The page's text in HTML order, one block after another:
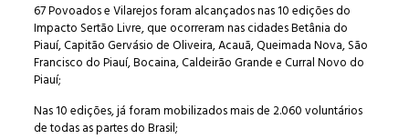
67 Povoados e Vilarejos foram alcançados nas 10 edições do
Impacto Sertão Livre, que ocorreram nas cidades Betânia do
Piauí, Capitão Gervásio de Oliveira, Acauã, Queimada Nova, São
Francisco do Piauí, Bocaina, Caldeirão Grande e Curral Novo do
Piauí;
Nas 10 edições, já foram mobilizados mais de 2.060 voluntários
de todas as partes do Brasil;